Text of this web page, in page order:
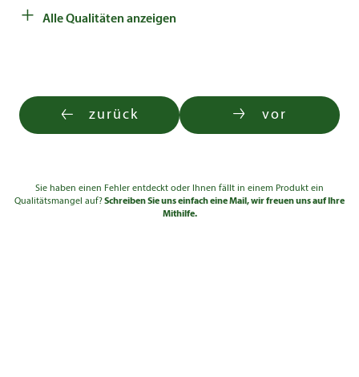
Sol.Hochstamm 4xv
+ Alle Qualitäten anzeigen
zurück vor
Sie haben einen Fehler entdeckt oder Ihnen fällt in einem Produkt ein
Qualitätsmangel auf?Schreiben Sie uns einfach eine Mail, wir freuen uns auf Ihre
Mithilfe.